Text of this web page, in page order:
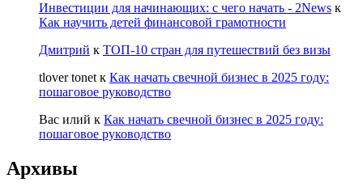
Инвестиции для начинающих: с чего начать - 2News к
Как научить детей финансовой грамотности
Дмитрий к ТОП-10 стран для путешествий без визы
tlover tonet к Как начать свечной бизнес в 2025 году:
пошаговое руководство
Вас илий к Как начать свечной бизнес в 2025 году:
пошаговое руководство
Архивы